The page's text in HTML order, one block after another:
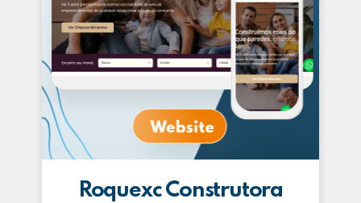
Roquexc Construtora